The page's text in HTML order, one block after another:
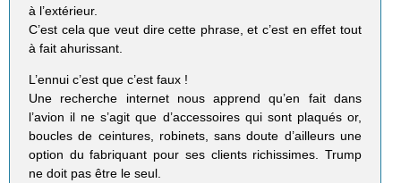
à l’extérieur.
C’est cela que veut dire cette phrase, et c’est en effet tout
à fait ahurissant.
L’ennui c’est que c’est faux !
Une recherche internet nous apprend qu’en fait dans
l’avion il ne s’agit que d’accessoires qui sont plaqués or,
boucles de ceintures, robinets, sans doute d’ailleurs une
option du fabriquant pour ses clients richissimes. Trump
ne doit pas être le seul.